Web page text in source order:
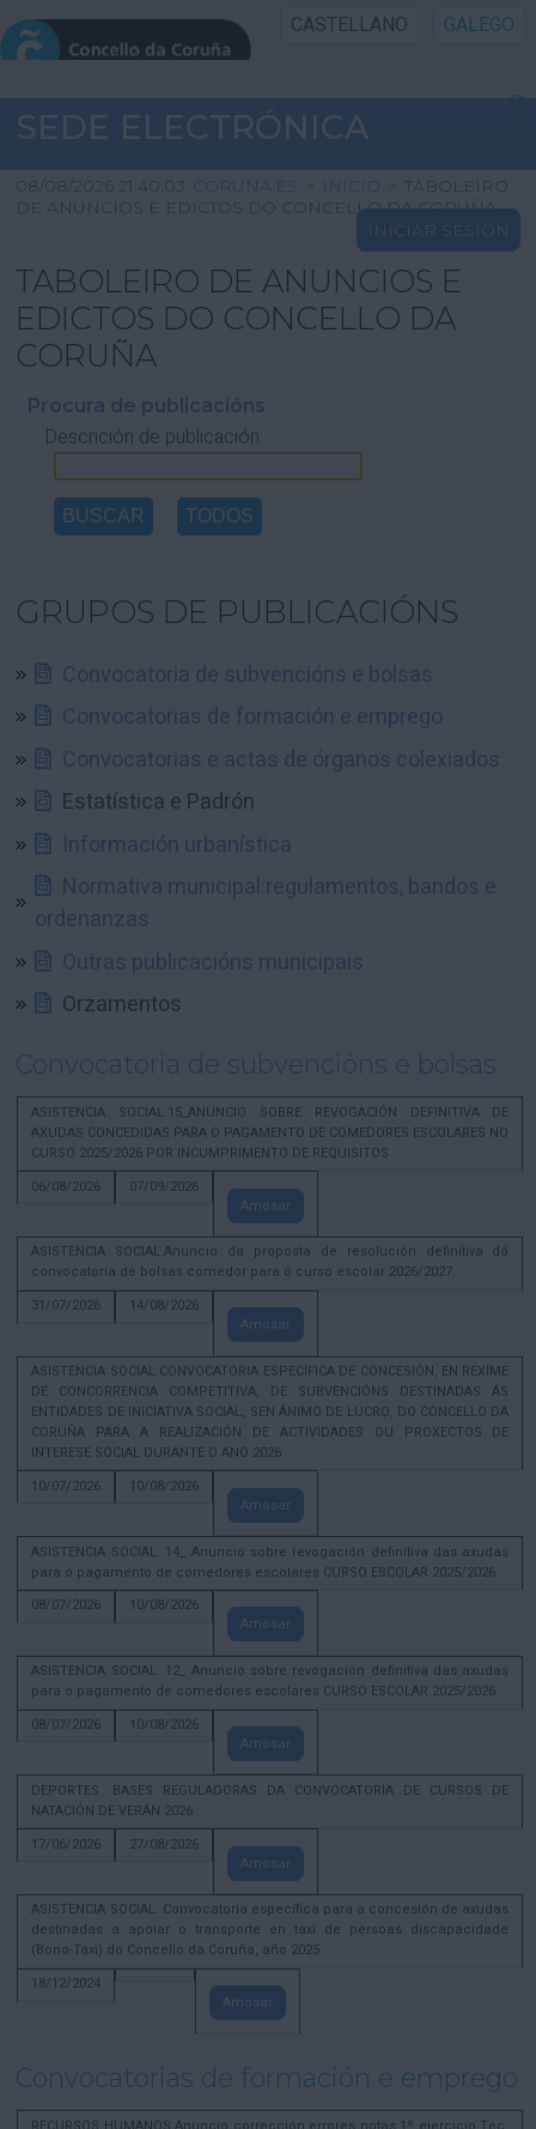
CASTELLANO GALEGO
INICIO SEDE
INICIO
INFORMACIÓN PÚBLICA
CARTAFOL CIDADÁN
AXUDA
SEDE ELECTRÓNICA
08/08/2026 21:40:03 CORUNA.ES > INICIO > TABOLEIRO
DE ANUNCIOS E EDICTOS DO CONCELLO DA CORUÑA
INICIAR SESIÓN
TABOLEIRO DE ANUNCIOS E
EDICTOS DO CONCELLO DA
CORUÑA
Procura de publicacións
Descrición de publicación
GRUPOS DE PUBLICACIÓNS
Convocatoria de subvencións e bolsas
Convocatorias de formación e emprego
Convocatorias e actas de órganos colexiados
Estatística e Padrón
Información urbanística
Normativa municipal:regulamentos, bandos e
ordenanzas
Outras publicacións municipais
Orzamentos
Convocatoria de subvencións e bolsas
ASISTENCIA SOCIAL.15_ANUNCIO SOBRE REVOGACIÓN DEFINITIVA DE
AXUDAS CONCEDIDAS PARA O PAGAMENTO DE COMEDORES ESCOLARES NO
CURSO 2025/2026 POR INCUMPRIMENTO DE REQUISITOS
06/08/2026
07/09/2026
Amosar
ASISTENCIA SOCIAL.Anuncio da proposta de resolución definitiva dá
convocatoria de bolsas comedor para o curso escolar 2026/2027.
31/07/2026
14/08/2026
Amosar
ASISTENCIA SOCIAL CONVOCATORIA ESPECÍFICA DE CONCESIÓN, EN RÉXIME
DE CONCORRENCIA COMPETITIVA, DE SUBVENCIÓNS DESTINADAS ÁS
ENTIDADES DE INICIATIVA SOCIAL, SEN ÁNIMO DE LUCRO, DO CONCELLO DA
CORUÑA PARA A REALIZACIÓN DE ACTIVIDADES OU PROXECTOS DE
INTERESE SOCIAL DURANTE O ANO 2026
10/07/2026
10/08/2026
Amosar
ASISTENCIA SOCIAL. 14_ Anuncio sobre revogación definitiva das axudas
para o pagamento de comedores escolares CURSO ESCOLAR 2025/2026
08/07/2026
10/08/2026
Amosar
ASISTENCIA SOCIAL. 12_ Anuncio sobre revogación definitiva das axudas
para o pagamento de comedores escolares CURSO ESCOLAR 2025/2026
08/07/2026
10/08/2026
Amosar
DEPORTES. BASES REGULADORAS DA CONVOCATORIA DE CURSOS DE
NATACIÓN DE VERÁN 2026
17/06/2026
27/08/2026
Amosar
ASISTENCIA SOCIAL. Convocatoria específica para a concesión de axudas
destinadas a apoiar o transporte en taxi de persoas discapacidade
(Bono-Taxi) do Concello da Coruña, año 2025
18/12/2024
Amosar
Convocatorias de formación e emprego